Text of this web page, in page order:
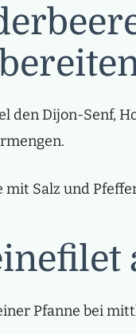
den Dijon-Senf,
Salz und
Pfanne bei